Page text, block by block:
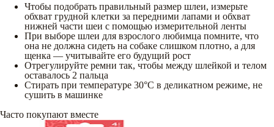
Чтобы подобрать правильный размер шлеи, измерьте
обхват грудной клетки за передними лапами и обхват
нижней части шеи с помощью измерительной ленты
При выборе шлеи для взрослого любимца помните, что
она не должна сидеть на собаке слишком плотно, а для
щенка — учитывайте его будущий рост
Отрегулируйте ремни так, чтобы между шлейкой и телом
оставалось 2 пальца
Стирать при температуре 30°C в деликатном режиме, не
сушить в машинке
Часто покупают вместе